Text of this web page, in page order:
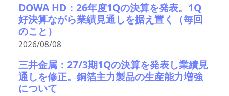
DOWA HD：26年度1Qの決算を発表。1Q
好決算ながら業績見通しを据え置く（毎回
のこと）
2026/08/08
三井金属：27/3期1Qの決算を発表し業績見
通しを修正。銅箔主力製品の生産能力増強
について